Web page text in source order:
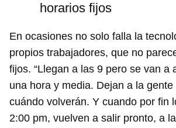
horarios fijos
En ocasiones no solo falla la
propios trabajadores, que no
fijos. “Llegan a las 9 pero se van a
una hora y media. Dejan a la
cuándo volverán. Y cuando por fin
2:00 pm, vuelven a salir pronto, a